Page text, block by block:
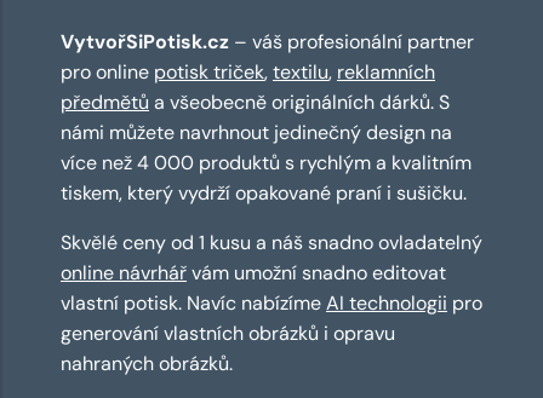
VytvořSiPotisk.cz – váš profesionální partner
pro online potisk triček,textilu, reklamních
předmětů a všeobecně originálních dárků. S
námi můžete navrhnout jedinečný design na
více než 4 000 produktů s rychlým a kvalitním
tiskem, který vydrží opakované praní i sušičku.
Skvělé ceny od 1 kusu a náš snadno ovladatelný
online návrhářvám umožní snadno editovat
vlastní potisk. Navíc nabízímeAI technologii pro
generování vlastních obrázků i opravu
nahraných obrázků.